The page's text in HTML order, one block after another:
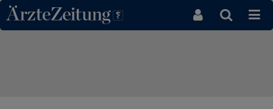
Direkt zum Inhaltsbereich